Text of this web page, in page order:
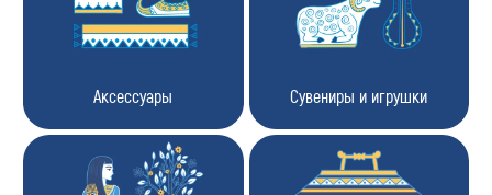
Аксессуары Сувениры и игрушки